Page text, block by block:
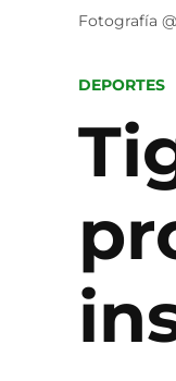
Fotografía
POSTED
DEPORTES